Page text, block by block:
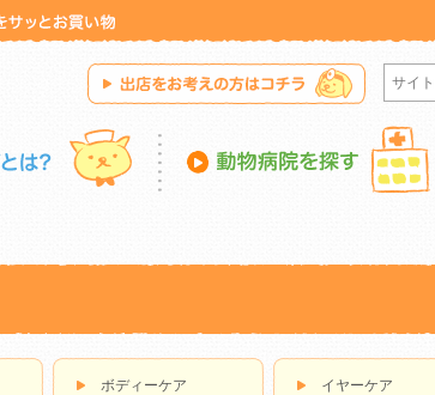
ボディーケア イヤーケア